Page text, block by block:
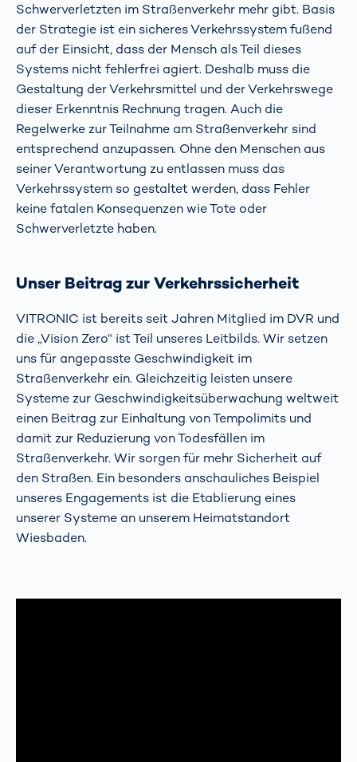
Schwerverletzten im Straßenverkehr mehr gibt. Basis
der Strategie ist ein sicheres Verkehrssystem fußend
auf der Einsicht, dass der Mensch als Teil dieses
Systems nicht fehlerfrei agiert. Deshalb muss die
Gestaltung der Verkehrsmittel und der Verkehrswege
dieser Erkenntnis Rechnung tragen. Auch die
Regelwerke zur Teilnahme am Straßenverkehr sind
entsprechend anzupassen. Ohne den Menschen aus
seiner Verantwortung zu entlassen muss das
Verkehrssystem so gestaltet werden, dass Fehler
keine fatalen Konsequenzen wie Tote oder
Schwerverletzte haben.
Unser Beitrag zur Verkehrssicherheit
VITRONIC ist bereits seit Jahren Mitglied im DVR und
die „Vision Zero“ ist Teil unseres Leitbilds. Wir setzen
uns für angepasste Geschwindigkeit im
Straßenverkehr ein. Gleichzeitig leisten unsere
Systeme zur Geschwindigkeitsüberwachung weltweit
einen Beitrag zur Einhaltung von Tempolimits und
damit zur Reduzierung von Todesfällen im
Straßenverkehr. Wir sorgen für mehr Sicherheit auf
den Straßen. Ein besonders anschauliches Beispiel
unseres Engagements ist die Etablierung eines
unserer Systeme an unserem Heimatstandort
Wiesbaden.